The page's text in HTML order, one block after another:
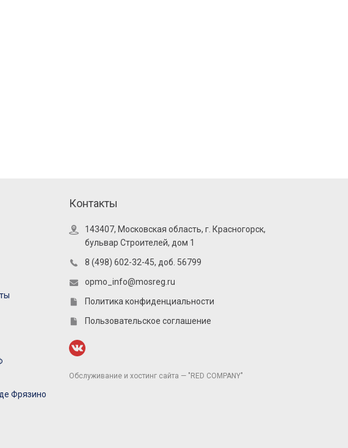
Фрязино
Контакты
143407, Московская область, г. Красногорск,
бульвар Строителей, дом 1
8 (498) 602-32-45, доб. 56799
opmo_info@mosreg.ru
Политика конфиденциальности
Пользовательское соглашение
Обслуживание и хостинг сайта — "RED COMPANY"